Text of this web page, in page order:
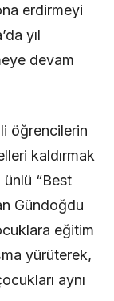
erdirmeyi
yıl
devam
öğrencilerin
kaldırmak
ünlü “Best
Gündoğdu
eğitim
yürüterek,
aynı